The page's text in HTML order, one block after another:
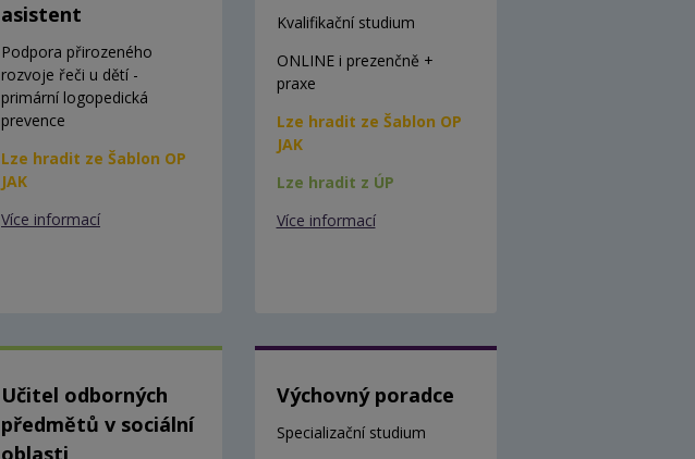
asistent
Podpora přirozeného
rozvoje řeči u dětí -
primární logopedická
prevence
Lze hradit ze Šablon OP
JAK
Více informací
Kvalifikační studium
ONLINE i prezenčně +
praxe
Lze hradit ze Šablon OP
JAK
Lze hradit z ÚP
Více informací
Učitel odborných
předmětů v sociální
oblasti
Výchovný poradce
Specializační studium